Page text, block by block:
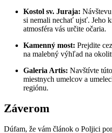
Kostol sv. Juraja:
si nemali nechať ujsť. Jeho
atmosféra vás určite očaria.
Kamenný most: Prejdite
na malebný výhľad na
Galeria Artis: Navštívte
miestnych umelcov a
regiónu.
Záverom
Dúfam, že vám článok o Poljici